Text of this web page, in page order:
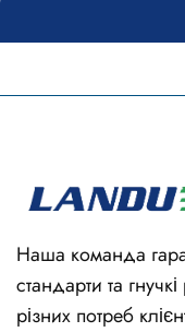
Наша команда
стандарти та
різних потреб